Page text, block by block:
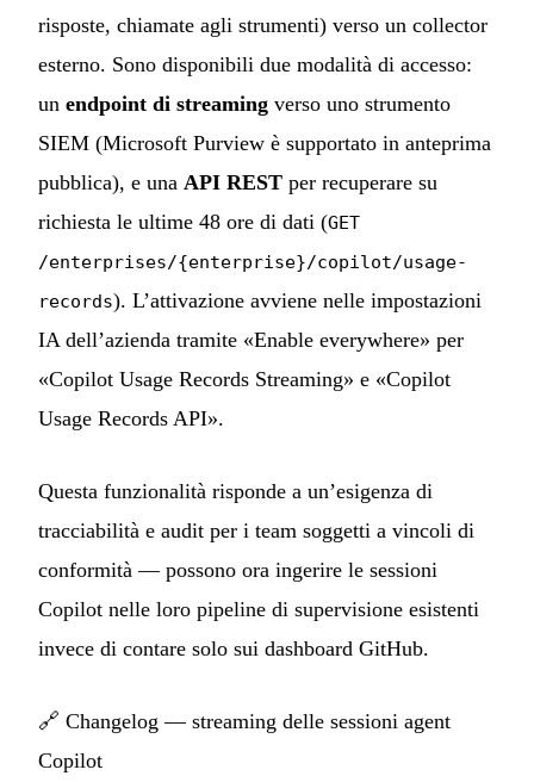
risposte, chiamate agli strumenti) verso un collector
esterno. Sono disponibili due modalità di accesso:
un endpoint di streaming verso uno strumento
SIEM (Microsoft Purview è supportato in anteprima
pubblica), e una API REST per recuperare su
richiesta le ultime 48 ore di dati (GET
/enterprises/{enterprise}/copilot/usage-
records). L’attivazione avviene nelle impostazioni
IA dell’azienda tramite «Enable everywhere» per
«Copilot Usage Records Streaming» e «Copilot
Usage Records API».
Questa funzionalità risponde a un’esigenza di
tracciabilità e audit per i team soggetti a vincoli di
conformità — possono ora ingerire le sessioni
Copilot nelle loro pipeline di supervisione esistenti
invece di contare solo sui dashboard GitHub.
🔗 Changelog — streaming delle sessioni agent
Copilot